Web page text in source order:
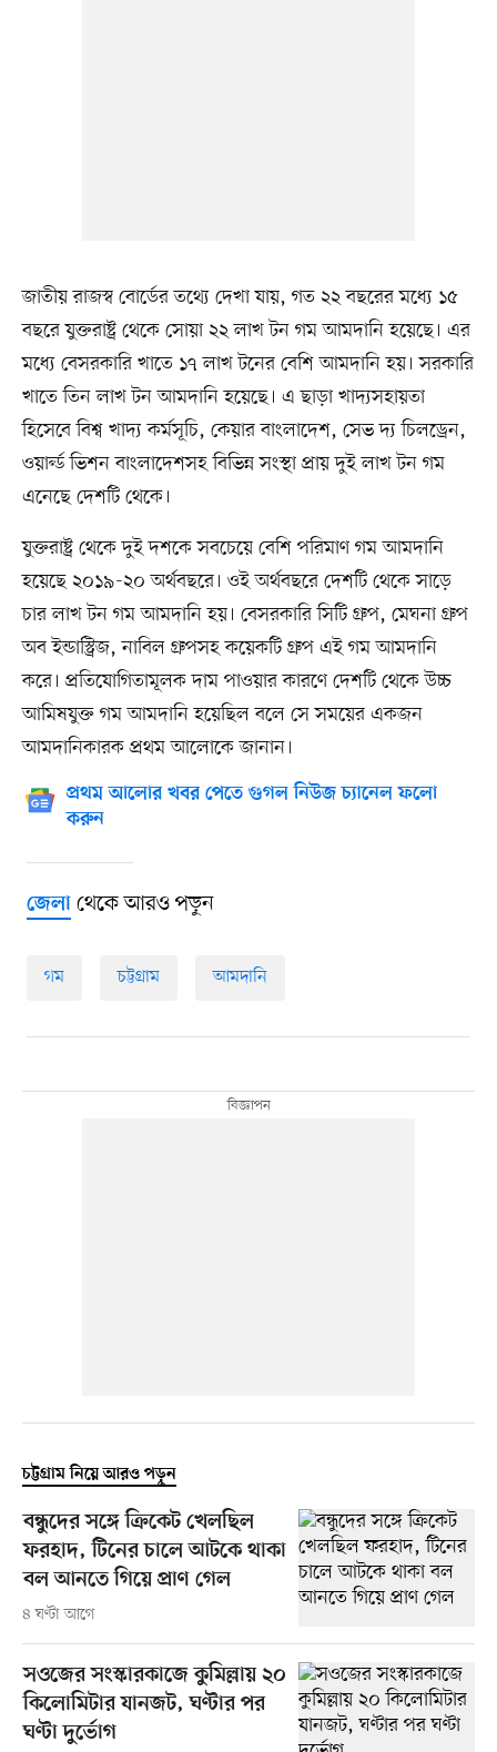
জাতীয় রাজস্ব বোর্ডের তথ্যে দেখা যায়, গত ২২ বছরের মধ্যে ১৫
বছরে যুক্তরাষ্ট্র থেকে সোয়া ২২ লাখ টন গম আমদানি হয়েছে। এর
মধ্যে বেসরকারি খাতে ১৭ লাখ টনের বেশি আমদানি হয়। সরকারি
খাতে তিন লাখ টন আমদানি হয়েছে। এ ছাড়া খাদ্যসহায়তা
হিসেবে বিশ্ব খাদ্য কর্মসূচি, কেয়ার বাংলাদেশ, সেভ দ্য চিলড্রেন,
ওয়ার্ল্ড ভিশন বাংলাদেশসহ বিভিন্ন সংস্থা প্রায় দুই লাখ টন গম
এনেছে দেশটি থেকে।
যুক্তরাষ্ট্র থেকে দুই দশকে সবচেয়ে বেশি পরিমাণ গম আমদানি
হয়েছে ২০১৯-২০ অর্থবছরে। ওই অর্থবছরে দেশটি থেকে সাড়ে
চার লাখ টন গম আমদানি হয়। বেসরকারি সিটি গ্রুপ, মেঘনা গ্রুপ
অব ইন্ডাস্ট্রিজ, নাবিল গ্রুপসহ কয়েকটি গ্রুপ এই গম আমদানি
করে। প্রতিযোগিতামূলক দাম পাওয়ার কারণে দেশটি থেকে উচ্চ
আমিষযুক্ত গম আমদানি হয়েছিল বলে সে সময়ের একজন
আমদানিকারক প্রথম আলোকে জানান।
প্রথম আলোর খবর পেতে গুগল নিউজ চ্যানেল ফলো
করুন
জেলাথেকে আরও পড়ুন
গম চট্টগ্রাম আমদানি
চট্টগ্রাম নিয়ে আরও পড়ুন
বন্ধুদের সঙ্গে ক্রিকেট খেলছিল
ফরহাদ, টিনের চালে আটকে থাকা
বল আনতে গিয়ে প্রাণ গেল
৪ ঘণ্টা আগে
সওজের সংস্কারকাজে কুমিল্লায় ২০
কিলোমিটার যানজট, ঘণ্টার পর
ঘণ্টা দুর্ভোগ